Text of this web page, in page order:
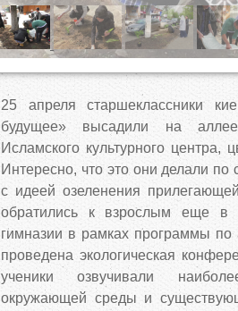
25 апреля старшеклассники
будущее» высадили на
Исламского культурного
Интересно, что это они делали по
с идеей озеленения
обратились к взрослым еще в
гимназии в рамках программы по
проведена экологическая
ученики озвучивали
окружающей среды и